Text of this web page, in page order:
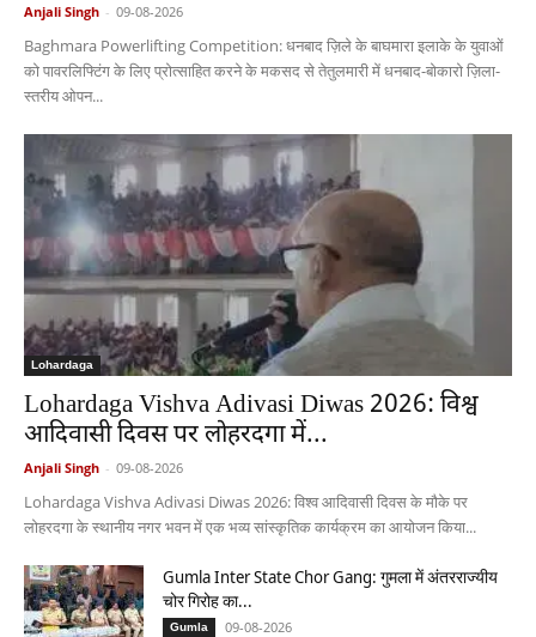
Anjali Singh - 09-08-2026
Baghmara Powerlifting Competition: धनबाद ज़िले के बाघमारा इलाके के युवाओं
को पावरलिफ्टिंग के लिए प्रोत्साहित करने के मकसद से तेतुलमारी में धनबाद-बोकारो ज़िला-
स्तरीय ओपन...
Lohardaga
Lohardaga Vishva Adivasi Diwas 2026: विश्व
आदिवासी दिवस पर लोहरदगा में...
Anjali Singh - 09-08-2026
Lohardaga Vishva Adivasi Diwas 2026: विश्व आदिवासी दिवस के मौके पर
लोहरदगा के स्थानीय नगर भवन में एक भव्य सांस्कृतिक कार्यक्रम का आयोजन किया...
Gumla Inter State Chor Gang: गुमला में अंतरराज्यीय
चोर गिरोह का...
Gumla 09-08-2026